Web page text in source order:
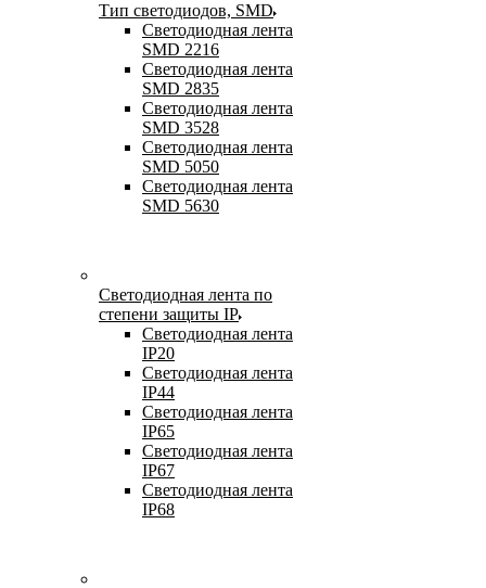
Тип светодиодов, SMD
Cветодиодная лента
SMD 2216
Светодиодная лента
SMD 2835
Светодиодная лента
SMD 3528
Светодиодная лента
SMD 5050
Светодиодная лента
SMD 5630
Светодиодная лента по
степени защиты IP
Светодиодная лента
IP20
Светодиодная лента
IP44
Светодиодная лента
IP65
Светодиодная лента
IP67
Светодиодная лента
IP68